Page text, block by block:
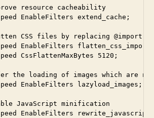
resource cacheability
EnableFilters extend_cache;
CSS files by replacing @import
EnableFilters
CssFlattenMaxBytes 5120;
the loading of images which are
EnableFilters lazyload_images;
JavaScript minification
EnableFilters rewrite_javascript;